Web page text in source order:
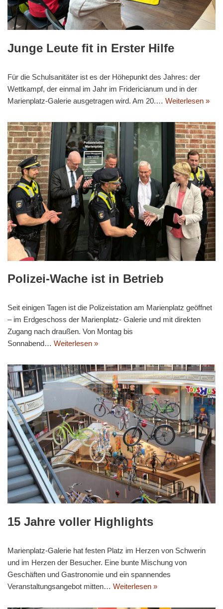
Junge Leute fit in Erster Hilfe
Für die Schulsanitäter ist es der Höhepunkt des Jahres: der
Wettkampf, der einmal im Jahr im Fridericianum und in der
Marienplatz-Galerie ausgetragen wird. Am 20.… Weiterlesen »
Polizei-Wache ist in Betrieb
Seit einigen Tagen ist die Polizeistation am Marienplatz geöffnet
– im Erdgeschoss der Marienplatz- Galerie und mit direkten
Zugang nach draußen. Von Montag bis
Sonnabend… Weiterlesen »
15 Jahre voller Highlights
Marienplatz-Galerie hat festen Platz im Herzen von Schwerin
und im Herzen der Besucher. Eine bunte Mischung von
Geschäften und Gastronomie und ein spannendes
Veranstaltungs­angebot mitten… Weiterlesen »